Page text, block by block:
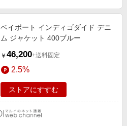
ベイポート インディゴダイド デニ
ム ジャケット 400ブルー
￥ 46,200+送料固定
2.5%
ストアにすすむ